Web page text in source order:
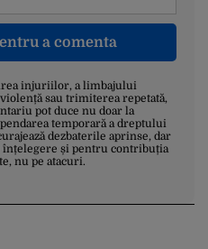
a comenta
injuriilor, a limbajului
sau trimiterea repetată,
pot duce nu doar la
temporară a dreptului
dezbaterile aprinse, dar
și pentru contribuția
nu pe atacuri.